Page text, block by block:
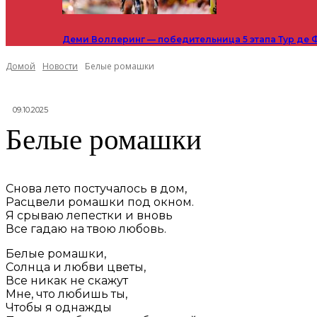
Деми Воллеринг — победительница 5 этапа Тур
Домой Новости Белые ромашки
09.10.2025
Белые ромашки
Снова лето постучалось в дом,
Расцвели ромашки под окном.
Я срываю лепестки и вновь
Все гадаю на твою любовь.
Белые ромашки,
Солнца и любви цветы,
Все никак не скажут
Мне, что любишь ты,
Чтобы я однажды